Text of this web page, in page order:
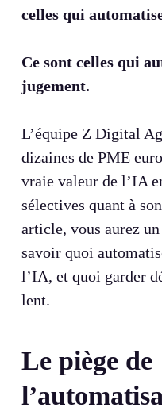
celles qui
Ce sont celles qui
jugement.
L’équipe Z Digital
dizaines de PME
vraie valeur de l’IA
sélectives quant à
article, vous aurez
savoir quoi
l’IA, et quoi garder
lent.
Le piège de